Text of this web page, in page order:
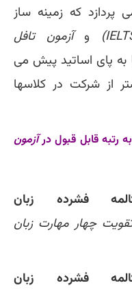
که زمینه ساز
) وآزمون تافل
پای اساتید پیش می
از شرکت در کلاسها
رتبه قابل قبول درآزمون
فشرده زبان
چهار مهارت زبان
فشرده زبان